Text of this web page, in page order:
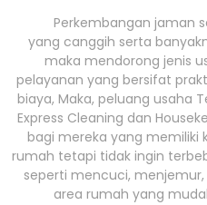
Perkembangan jaman
yang canggih serta
maka mendorong jenis
pelayanan yang bersifat
biaya, Maka, peluang usaha
Express Cleaning dan
bagi mereka yang memiliki
rumah tetapi tidak ingin
seperti mencuci,
area rumah yang